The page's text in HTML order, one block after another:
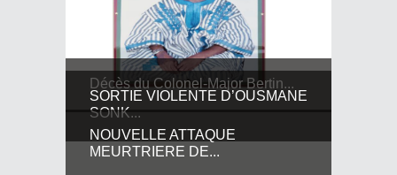
Décès du Colonel-Major Bertin...
SORTIE VIOLENTE D’OUSMANE
SONK...
NOUVELLE ATTAQUE
MEURTRIERE DE...